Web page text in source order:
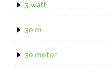
3 watt
30 m
30 meter